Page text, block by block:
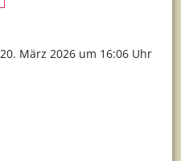
20. März 2026 um 16:06 Uhr